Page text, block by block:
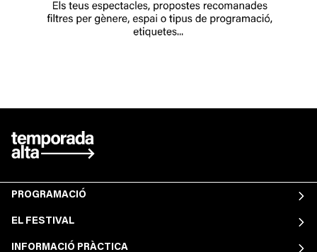
PROGRAMACIÓ
EL FESTIVAL
INFORMACIÓ PRÀCTICA